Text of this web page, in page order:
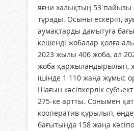
яғни халықтың 53
тұрады. Осыны ескеріп,
аумақтарды дамытуға
кешенді жобалар қолға
2023 жылы 406 жоба, ал
жоба қаржыландырылып,
ішінде 1 110 жаңа жұмыс
Шағын кәсіпкерлік
275-ке артты. Сонымен
кооператив құрылып,
бағытында 158 жаңа